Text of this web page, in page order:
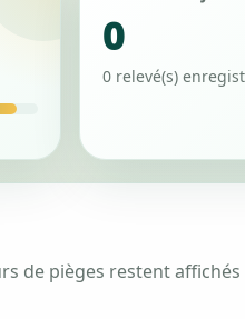
0
0 relevé(s)
de pièges restent